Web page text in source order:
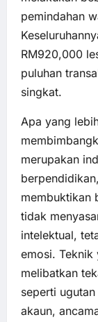
pemindahan
RM920,000
puluhan
singkat.
Apa yang
merupakan
membuktikan
tidak
intelektual,
emosi. Teknik
melibatkan
seperti
akaun,